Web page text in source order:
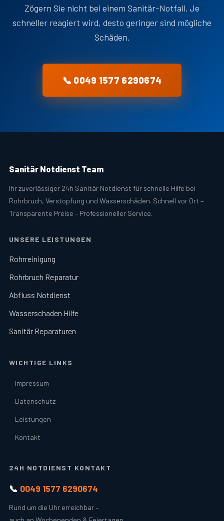
Zögern Sie nicht bei einem Sanitär-Notfall. Je
schneller reagiert wird, desto geringer sind mögliche
Schäden.
📞 0049 1577 6290674
Sanitär Notdienst Team
Ihr zuverlässiger 24h Sanitär Notdienst für schnelle Hilfe bei
Rohrbruch, Verstopfung und Wasserschäden. Schnell vor Ort –
Transparente Preise – Professioneller Service.
UNSERE LEISTUNGEN
Rohrreinigung
Rohrbruch Reparatur
Abfluss Notdienst
Wasserschaden Hilfe
Sanitär Reparaturen
WICHTIGE LINKS
Impressum
Datenschutz
Leistungen
Kontakt
24H NOTDIENST KONTAKT
📞 0049 1577 6290674
Rund um die Uhr erreichbar –